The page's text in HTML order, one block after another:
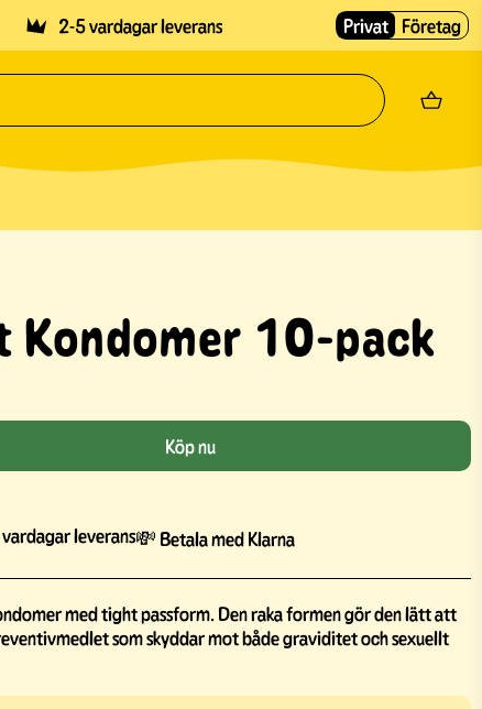
2-5 vardagar leverans Privat Företag
Kondomer 10-pack
Köp nu
leverans💸 Betala med Klarna
med tight passform. Den raka formen gör den lätt att
som skyddar mot både graviditet och sexuellt